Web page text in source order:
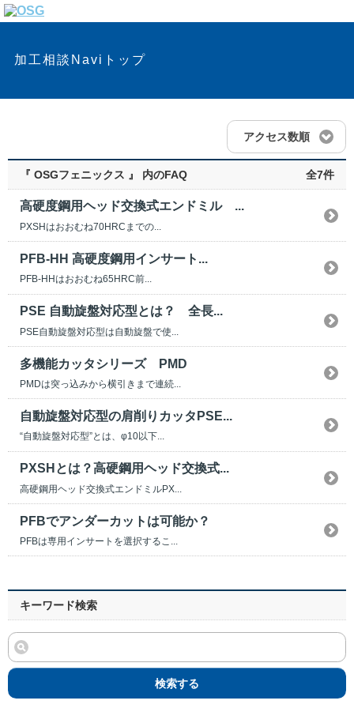
加工相談Naviトップ
アクセス数順
『 OSGフェニックス 』 内のFAQ 全7件
高硬度鋼用ヘッド交換式エンドミル ...
PXSHはおおむね70HRCまでの...
PFB-HH 高硬度鋼用インサート...
PFB-HHはおおむね65HRC前...
PSE 自動旋盤対応型とは？ 全長...
PSE自動旋盤対応型は自動旋盤で使...
多機能カッタシリーズ PMD
PMDは突っ込みから横引きまで連続...
自動旋盤対応型の肩削りカッタPSE...
“自動旋盤対応型”とは、φ10以下...
PXSHとは？高硬鋼用ヘッド交換式...
高硬鋼用ヘッド交換式エンドミルPX...
PFBでアンダーカットは可能か？
PFBは専用インサートを選択するこ...
キーワード検索
検索する